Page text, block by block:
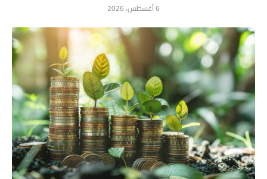
6 أغسطس، 2026